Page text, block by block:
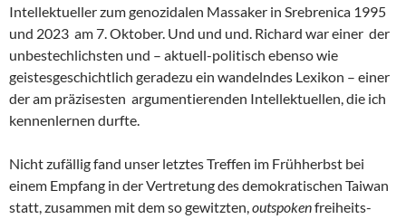
Intellektueller zum genozidalen Massaker in Srebrenica 1995
und 2023 am 7. Oktober. Und und und. Richard war einer der
unbestechlichsten und – aktuell-politisch ebenso wie
geistesgeschichtlich geradezu ein wandelndes Lexikon – einer
der am präzisesten argumentierenden Intellektuellen, die ich
kennenlernen durfte.
Nicht zufällig fand unser letztes Treffen im Frühherbst bei
einem Empfang in der Vertretung des demokratischen Taiwan
statt, zusammen mit dem so gewitzten,outspokenfreiheits-